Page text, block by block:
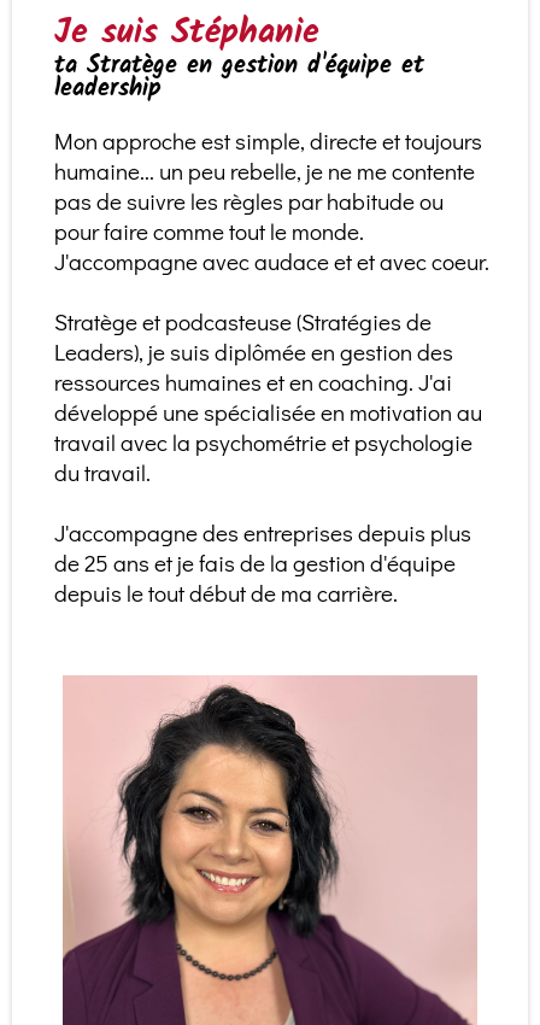
Je suis Stéphanie
ta Stratège en gestion d'équipe et
leadership
Mon approche est simple, directe et toujours
humaine... un peu rebelle, je ne me contente
pas de suivre les règles par habitude ou
pour faire comme tout le monde.
J'accompagne avec audace et et avec coeur.
Stratège et podcasteuse (Stratégies de
Leaders), je suis diplômée en gestion des
ressources humaines et en coaching. J'ai
développé une spécialisée en motivation au
travail avec la psychométrie et psychologie
du travail.
J'accompagne des entreprises depuis plus
de 25 ans et je fais de la gestion d'équipe
depuis le tout début de ma carrière.